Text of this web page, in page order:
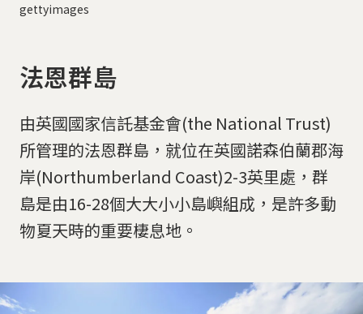
gettyimages
法恩群島
由英國國家信託基金會(the National Trust)
所管理的法恩群島，就位在英國諾森伯蘭郡海
岸(Northumberland Coast)2-3英里處，群
島是由16-28個大大小小島嶼組成，是許多動
物夏天時的重要棲息地。